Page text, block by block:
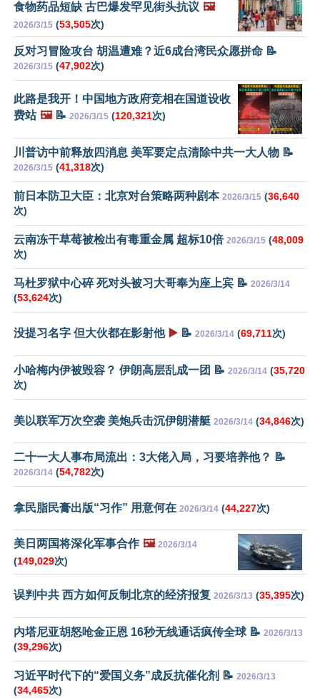
食物药品短缺 古巴爆发罕见街头抗议 🖼️
2026/3/15 (53,505次)
反对习冒险攻台 胡温遭难？近6成台湾民众愿拼命 📝
2026/3/15 (47,902次)
此路是我开！中国地方政府竞相在国道设收
费站 🖼️📝 2026/3/15 (120,321次)
川普访中前释放四消息 美军要定点清除中共一大人物 📝
2026/3/15 (41,318次)
前日本防卫大臣：北京对台策略两种剧本 2026/3/15 (36,640
次)
云南冻干草莓被检出有毒重金属 超标10倍 2026/3/15 (48,009
次)
马杜罗狱中心碎 死对头被习大哥奉为座上宾 📝 2026/3/14
(53,624次)
没提习名字 但大伙都在影射他 ▶️ 📝 2026/3/14 (69,711次)
小哈梅内伊被毁容？ 伊朗高层乱成一团 📝 2026/3/14 (35,720
次)
美以联军万次空袭 美炮兵击沉伊朗潜艇 2026/3/14 (34,846次)
二十一大人事布局流出：3大佬入局，习要培养他？ 📝
2026/3/14 (54,782次)
拿民脂民膏出版“习作” 用意何在 2026/3/14 (44,227次)
美日两国将深化军事合作 🖼️ 2026/3/14
(149,029次)
误判中共 西方如何反制北京的经济报复 2026/3/13 (35,395次)
内塔尼亚胡怒呛金正恩 16秒无线通话疯传全球 📝 2026/3/13
(39,296次)
习近平时代下的“爱国义务”成反抗催化剂 📝 2026/3/13
(34,465次)